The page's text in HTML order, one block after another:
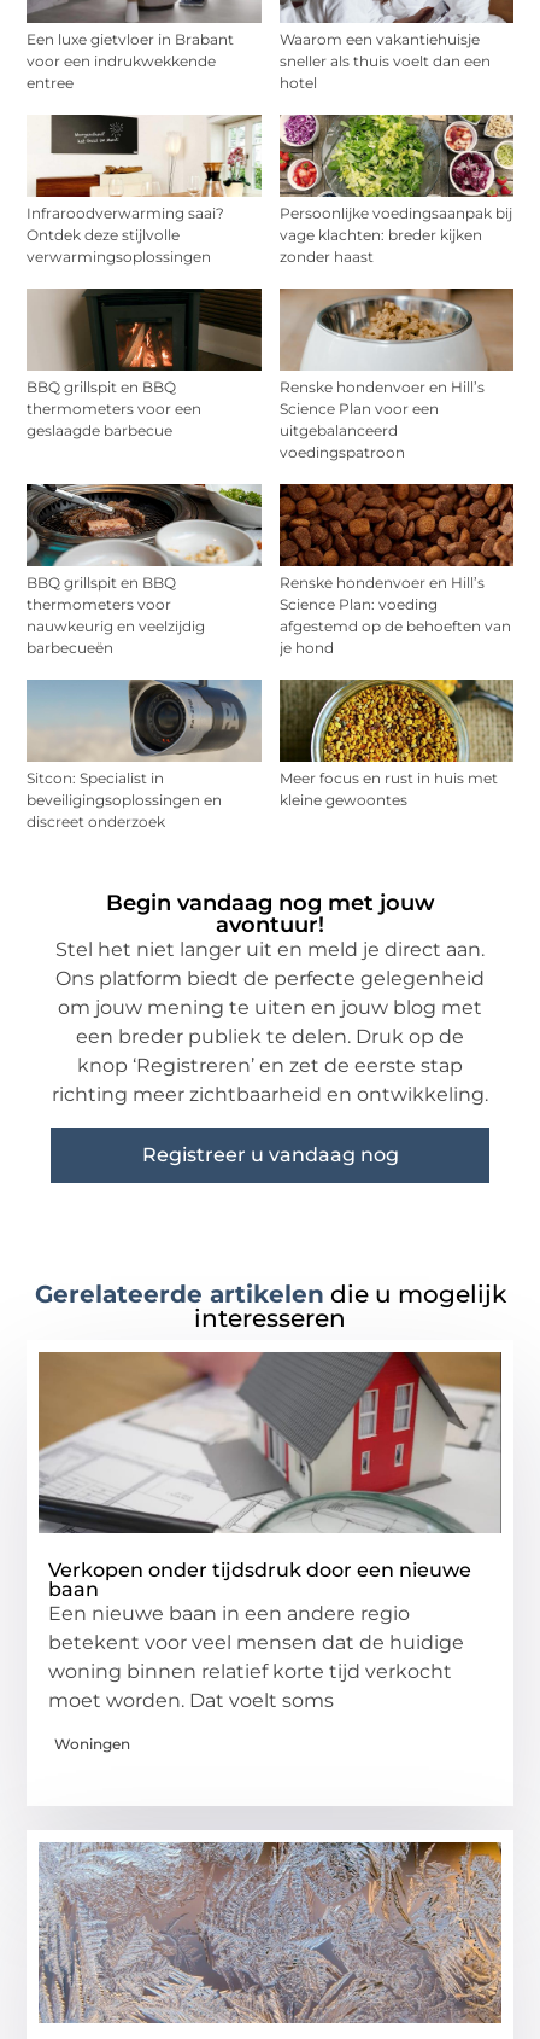
Een luxe gietvloer in Brabant
voor een indrukwekkende
entree
Waarom een vakantiehuisje
sneller als thuis voelt dan een
hotel
Infraroodverwarming saai?
Ontdek deze stijlvolle
verwarmingsoplossingen
Persoonlijke voedingsaanpak bij
vage klachten: breder kijken
zonder haast
BBQ grillspit en BBQ
thermometers voor een
geslaagde barbecue
Renske hondenvoer en Hill’s
Science Plan voor een
uitgebalanceerd
voedingspatroon
BBQ grillspit en BBQ
thermometers voor
nauwkeurig en veelzijdig
barbecueën
Renske hondenvoer en Hill’s
Science Plan: voeding
afgestemd op de behoeften van
je hond
Sitcon: Specialist in
beveiligingsoplossingen en
discreet onderzoek
Meer focus en rust in huis met
kleine gewoontes
Begin vandaag nog met jouw
avontuur!
Stel het niet langer uit en meld je direct aan.
Ons platform biedt de perfecte gelegenheid
om jouw mening te uiten en jouw blog met
een breder publiek te delen. Druk op de
knop ‘Registreren’ en zet de eerste stap
richting meer zichtbaarheid en ontwikkeling.
Registreer u vandaag nog
Gerelateerde artikelen die u mogelijk
interesseren
Verkopen onder tijdsdruk door een nieuwe
baan
Een nieuwe baan in een andere regio
betekent voor veel mensen dat de huidige
woning binnen relatief korte tijd verkocht
moet worden. Dat voelt soms
Woningen